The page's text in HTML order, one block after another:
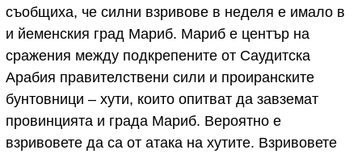
съобщиха, че силни взривове в неделя е имало в
и йеменския град Мариб. Мариб е център на
сражения между подкрепените от Саудитска
Арабия правителствени сили и проиранските
бунтовници – хути, които опитват да завземат
провинцията и града Мариб. Вероятно е
взривовете да са от атака на хутите. Взривовете